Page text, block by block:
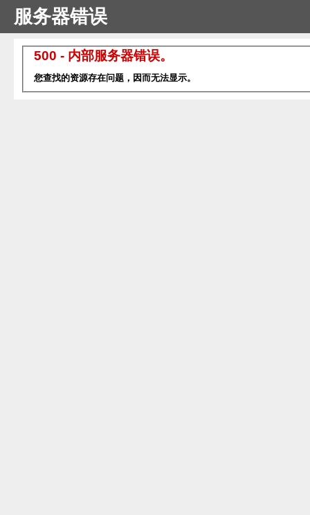
服务器错误
500 - 内部服务器错误。
您查找的资源存在问题，因而无法显示。